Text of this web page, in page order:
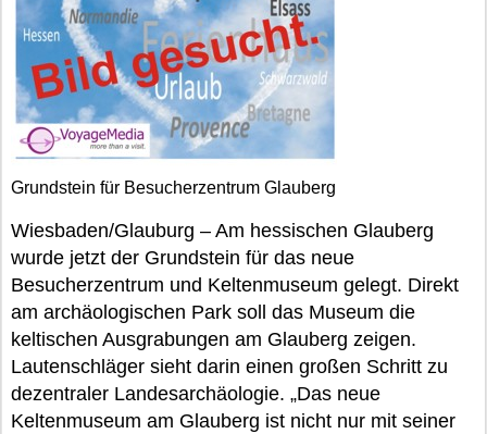
Grundstein für Besucherzentrum Glauberg
Wiesbaden/Glauburg – Am hessischen Glauberg
wurde jetzt der Grundstein für das neue
Besucherzentrum und Keltenmuseum gelegt. Direkt
am archäologischen Park soll das Museum die
keltischen Ausgrabungen am Glauberg zeigen.
Lautenschläger sieht darin einen großen Schritt zu
dezentraler Landesarchäologie. „Das neue
Keltenmuseum am Glauberg ist nicht nur mit seiner